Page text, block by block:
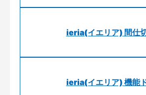
ieria(イエリア) 間仕
ieria(イエリア) 機能